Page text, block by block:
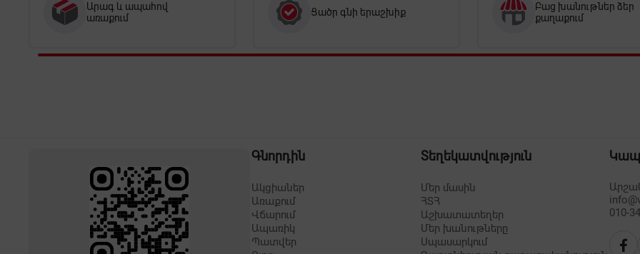
Արագ և ապահով
առաքում
Ցածր գնի երաշխիք
Բաց խանութներ ձեր
քաղաքում
Գնորդին
Ակցիաներ
Առաքում
Վճարում
Ապառիկ
Պատվեր
Տեղեկատվություն
Մեր մասին
ՀՏՀ
Աշխատատեղեր
Մեր խանութները
Սպասարկում
Կապ
010-